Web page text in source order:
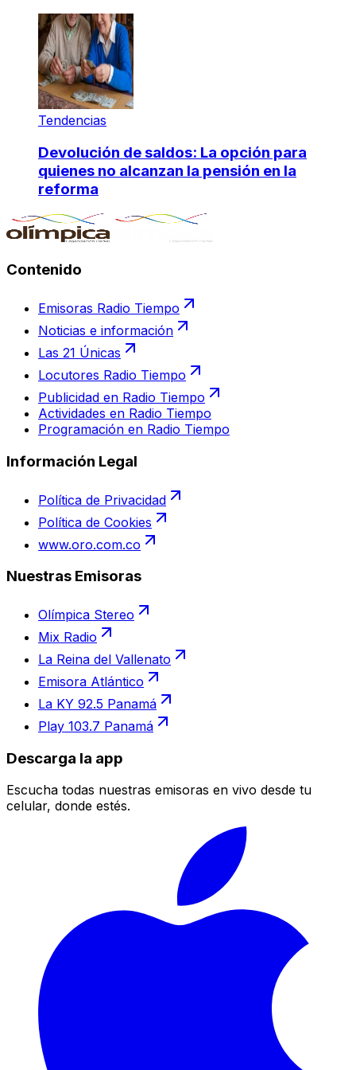
Tendencias
Devolución de saldos: La opción para
quienes no alcanzan la pensión en la
reforma
Contenido
Emisoras Radio Tiempo
Noticias e información
Las 21 Únicas
Locutores Radio Tiempo
Publicidad en Radio Tiempo
Actividades en Radio Tiempo
Programación en Radio Tiempo
Información Legal
Política de Privacidad
Política de Cookies
www.oro.com.co
Nuestras Emisoras
Olímpica Stereo
Mix Radio
La Reina del Vallenato
Emisora Atlántico
La KY 92.5 Panamá
Play 103.7 Panamá
Descarga la app
Escucha todas nuestras emisoras en vivo desde tu
celular, donde estés.